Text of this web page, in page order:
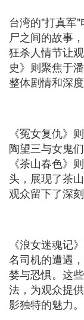
台湾的"打真军
尸之间的故事
狂杀人情节让
史》则聚焦于
整体剧情和深度
《冤女复仇》
陶望三与女鬼
《茶山春色》
头，展现了茶
观众留下了深刻
《浪女迷魂记
名司机的遭遇
婪与恐惧。这
法，为观众提
影独特的魅力。